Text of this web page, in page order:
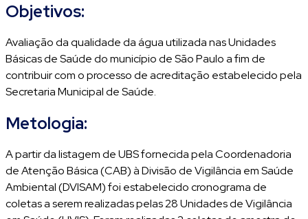
Objetivos:
Avaliação da qualidade da água utilizada nas Unidades
Básicas de Saúde do município de São Paulo a fim de
contribuir com o processo de acreditação estabelecido pela
Secretaria Municipal de Saúde.
Metologia:
A partir da listagem de UBS fornecida pela Coordenadoria
de Atenção Básica (CAB) à Divisão de Vigilância em Saúde
Ambiental (DVISAM) foi estabelecido cronograma de
coletas a serem realizadas pelas 28 Unidades de Vigilância